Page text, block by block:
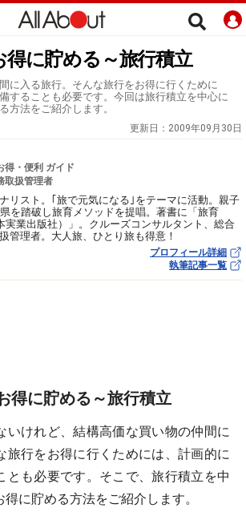
に貯める～旅行積立
に入る旅行。そんな旅行をお得に行くために
することも必要です。今回は旅行積立を中心に
方法をご紹介します。
更新日： 2009年09月30日
得・便利 ガイド
取扱管理者
リスト。｢旅で元気になる｣をテーマに活動。親子
を踏破し旅育メソッドを提唱。著書に「旅育
実業出版社）」。クルーズコンサルタント、総合
管理者。大人旅、ひとり旅も得意！
プロフィール詳細
執筆記事一覧
得に貯める～旅行積立
いけれど、結構高価な買い物の仲間に
旅行をお得に行くためには、計画的に
とも必要です。そこで、旅行積立を中
に貯める方法をご紹介します。